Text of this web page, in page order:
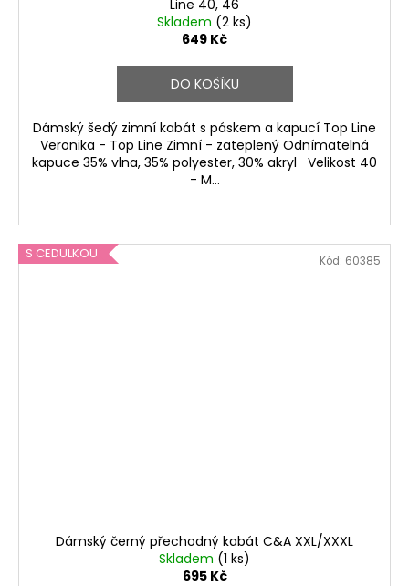
Line 40, 46
Skladem (2 ks)
649 Kč
DO KOŠÍKU
Dámský šedý zimní kabát s páskem a kapucí Top Line
Veronika - Top Line Zimní - zateplený Odnímatelná
kapuce 35% vlna, 35% polyester, 30% akryl Velikost 40
- M...
S CEDULKOU
Dámský černý přechodný kabát C&A XXL/XXXL
Skladem (1 ks)
695 Kč
Kód: 60385